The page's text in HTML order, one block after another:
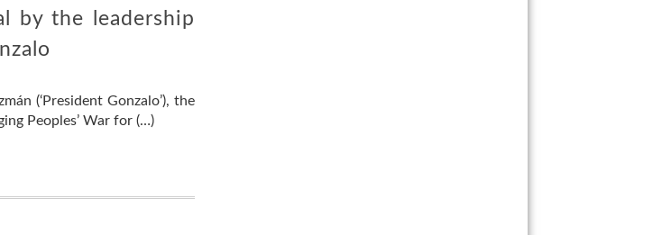
by the leadership
(‘President Gonzalo’), the
Peoples’ War for (…)